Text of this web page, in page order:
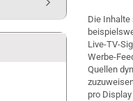
Die Inhalte
Live-TV-
Werbe-
Quellen
pro